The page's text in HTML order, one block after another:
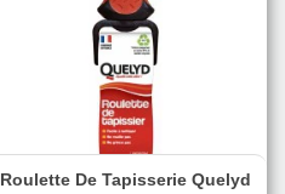
Roulette De Tapisserie Quelyd